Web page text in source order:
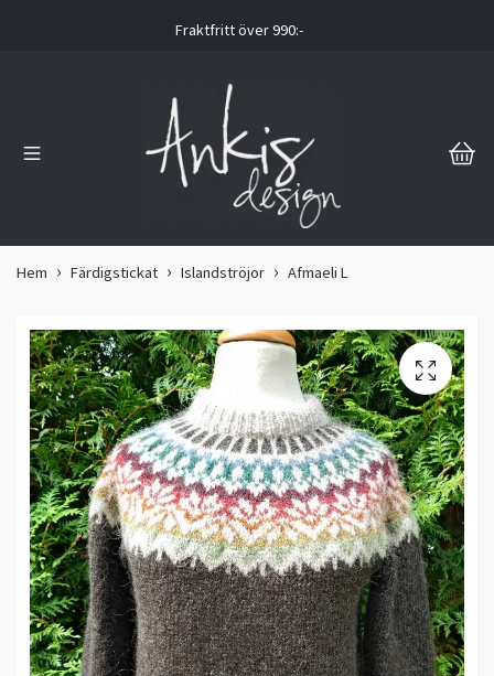
Fraktfritt över 990:-
Hem Färdigstickat Islandströjor Afmaeli L